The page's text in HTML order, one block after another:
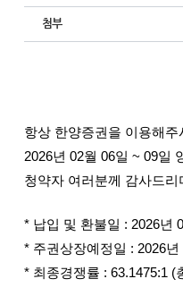
첨부
항상 한양증권을 이용해
2026년 02월 06일 ~ 09일
청약자 여러분께 감사드
* 납입 및 환불일 : 2026년
* 주권상장예정일 : 2026
* 최종경쟁률 : 63.1475:1 (